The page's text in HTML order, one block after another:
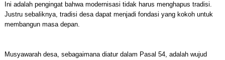
Ini adalah pengingat bahwa modernisasi tidak harus menghapus tradisi.
Justru sebaliknya, tradisi desa dapat menjadi fondasi yang kokoh untuk
membangun masa depan.
Musyawarah desa, sebagaimana diatur dalam Pasal 54, adalah wujud